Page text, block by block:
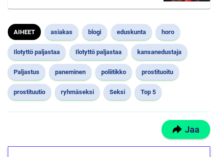
AIHEET asiakas blogi eduskunta horo
Ilotyttö paljastaa Ilotyttö paljastaa kansanedustaja
Paljastus paneminen poliitikko prostituoitu
prostituutio ryhmäseksi Seksi Top 5
Jaa